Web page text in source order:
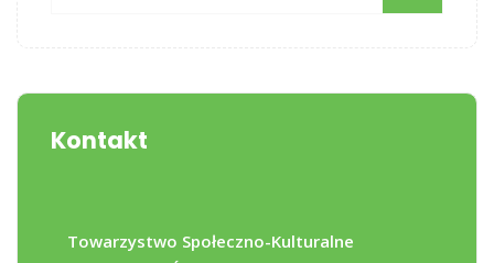
Kontakt
Towarzystwo Społeczno-Kulturalne